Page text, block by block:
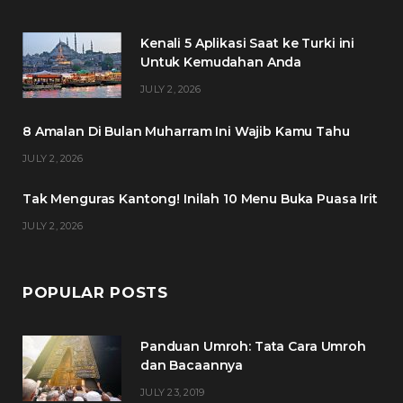
b
t
a
e
Kenali 5 Aplikasi Saat ke Turki ini
Untuk Kemudahan Anda
JULY 2, 2026
8 Amalan Di Bulan Muharram Ini Wajib Kamu Tahu
JULY 2, 2026
Tak Menguras Kantong! Inilah 10 Menu Buka Puasa Irit
JULY 2, 2026
POPULAR POSTS
Panduan Umroh: Tata Cara Umroh
dan Bacaannya
JULY 23, 2019